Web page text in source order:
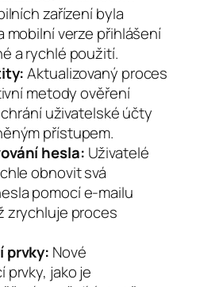
zařízení byla
mobilní verze přihlášení
a rychlé použití.
Aktualizovaný proces
metody ověření
uživatelské účty
přístupem.
hesla: Uživatelé
obnovit svá
pomocí e-mailu
zrychluje proces
prvky: Nové
prvky, jako je